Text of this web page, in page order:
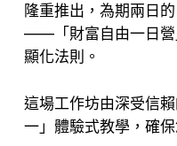
隆重推出，為期兩日
——「財富自由一日營
顯化法則。
這場工作坊由深受信
一」體驗式教學，確